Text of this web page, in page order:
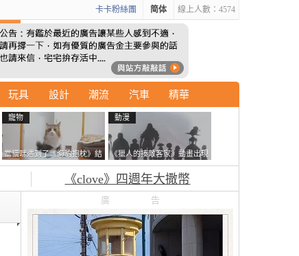
線上人數：4574
简体
卡卡粉絲團
玩具 設計 潮流 汽車 精華
寵物
當貓咪遇到了《海豹抱枕》結
果玩了10天後，海豹一整個走
動漫
《獵人的揍敵客家》動畫出現
的這個剪影是誰？你是不是忘
記還有這號人物了
《clove》四週年大撒幣
廣告